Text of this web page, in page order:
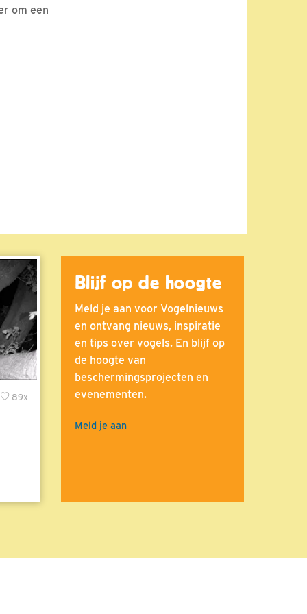
om een
89x
Blijf op de hoogte
Meld je aan voor Vogelnieuws
en ontvang nieuws, inspiratie
en tips over vogels. En blijf op
de hoogte van
beschermingsprojecten en
evenementen.
Meld je aan